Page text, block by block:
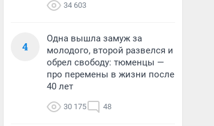
34 603
4
Одна вышла замуж за
молодого, второй развелся и
обрел свободу: тюменцы —
про перемены в жизни после
40 лет
30 175 48